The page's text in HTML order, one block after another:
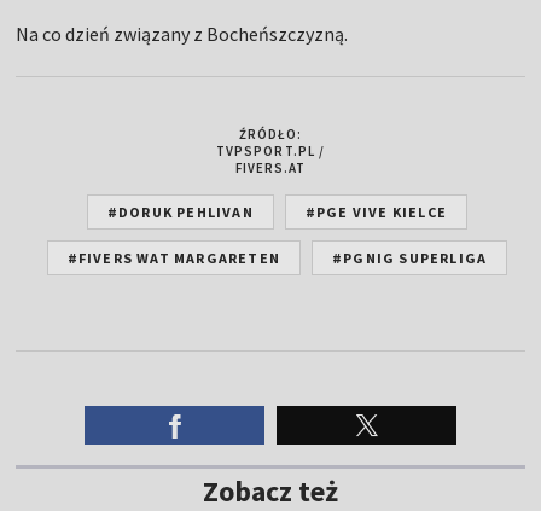
Na co dzień związany z Bocheńszczyzną.
ŹRÓDŁO:
TVPSPORT.PL /
FIVERS.AT
#DORUK PEHLIVAN #PGE VIVE KIELCE
#FIVERS WAT MARGARETEN #PGNIG SUPERLIGA
Zobacz też